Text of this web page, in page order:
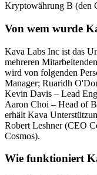
Kryptowährung B (den
Von wem wurde
Kava Labs Inc ist das
mehreren
wird von folgenden
Manager; Ruaridh
Kevin Davis – Lead
Aaron Choi – Head of
erhält Kava
Robert Leshner (CEO
Cosmos).
Wie funktioniert